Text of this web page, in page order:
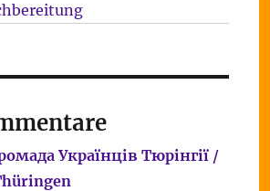
Українців Тюрінгії /